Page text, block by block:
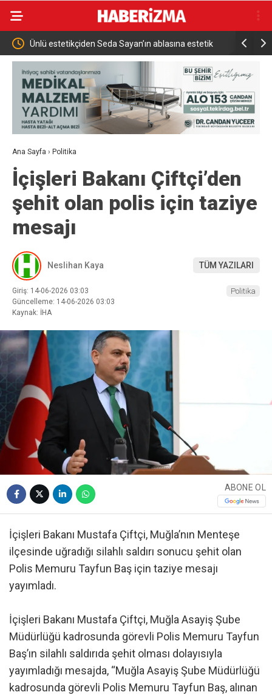
Ünlü estetikçiden Seda Sayan’ın ablasına estetik
dokunuş
İznik
Ana Sayfa › Politika
İçişleri Bakanı Çiftçi’den
şehit olan polis için taziye
mesajı
Neslihan Kaya TÜM YAZILARI
Giriş: 14-06-2026 03:03
Güncelleme: 14-06-2026 03:03
Kaynak: İHA
Politika
ABONE OL
İçişleri Bakanı Mustafa Çiftçi, Muğla’nın Menteşe
ilçesinde uğradığı silahlı saldırı sonucu şehit olan
Polis Memuru Tayfun Baş için taziye mesajı
yayımladı.
İçişleri Bakanı Mustafa Çiftçi, Muğla Asayiş Şube
Müdürlüğü kadrosunda görevli Polis Memuru Tayfun
Baş’ın silahlı saldırıda şehit olması dolayısıyla
yayımladığı mesajda, “Muğla Asayiş Şube Müdürlüğü
kadrosunda görevli Polis Memuru Tayfun Baş, alınan